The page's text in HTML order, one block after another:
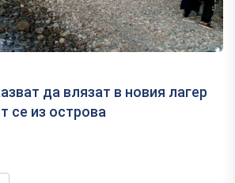
да влязат в новия лагер
се из острова